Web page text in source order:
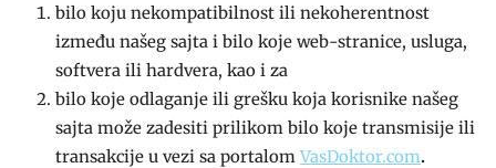
bilo koju nekompatibilnost ili nekoherentnost
između našeg sajta i bilo koje web-stranice, usluga,
softvera ili hardvera, kao i za
bilo koje odlaganje ili grešku koja korisnike našeg
sajta može zadesiti prilikom bilo koje transmisije ili
transakcije u vezi sa portalomVasDoktor.com.